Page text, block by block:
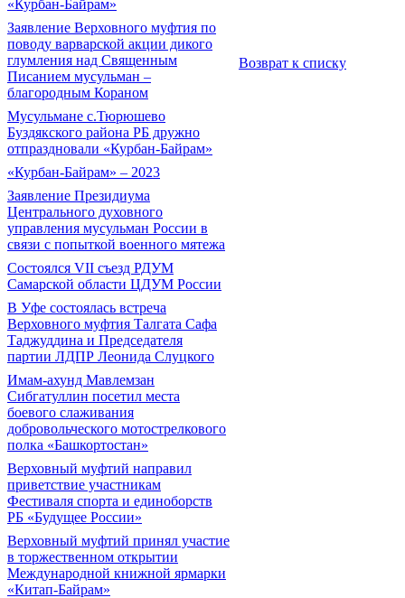
«Курбан-Байрам»
Заявление Верховного муфтия по
поводу варварской акции дикого
глумления над Священным
Писанием мусульман –
благородным Кораном
Мусульмане с.Тюрюшево
Буздякского района РБ дружно
отпраздновали «Курбан-Байрам»
«Курбан-Байрам» – 2023
Заявление Президиума
Центрального духовного
управления мусульман России в
связи с попыткой военного мятежа
Состоялся VII съезд РДУМ
Самарской области ЦДУМ России
В Уфе состоялась встреча
Верховного муфтия Талгата Сафа
Таджуддина и Председателя
партии ЛДПР Леонида Слуцкого
Имам-ахунд Мавлемзан
Сибгатуллин посетил места
боевого слаживания
добровольческого мотострелкового
полка «Башкортостан»
Верховный муфтий направил
приветствие участникам
Фестиваля спорта и единоборств
РБ «Будущее России»
Верховный муфтий принял участие
в торжественном открытии
Международной книжной ярмарки
«Китап-Байрам»
Возврат к списку